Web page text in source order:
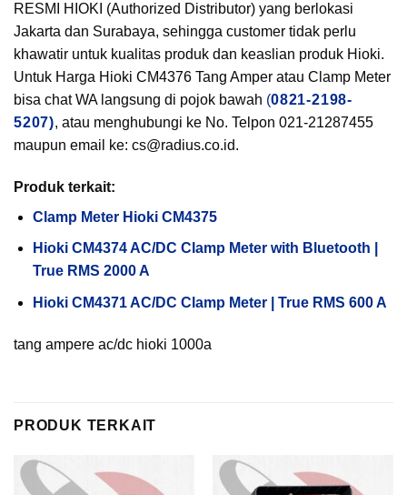
RESMI HIOKI (Authorized Distributor) yang berlokasi
Jakarta dan Surabaya, sehingga customer tidak perlu
khawatir untuk kualitas produk dan keaslian produk Hioki.
Untuk Harga Hioki CM4376 Tang Amper atau Clamp Meter
bisa chat WA langsung di pojok bawah (0821-2198-
5207), atau menghubungi ke No. Telpon 021-21287455
maupun email ke: cs@radius.co.id.
Produk terkait:
Clamp MeterHioki CM4375
Hioki CM4374 AC/DC Clamp Meter with Bluetooth |
True RMS 2000 A
Hioki CM4371 AC/DC Clamp Meter | True RMS 600 A
tang ampere ac/dc hioki 1000a
PRODUK TERKAIT